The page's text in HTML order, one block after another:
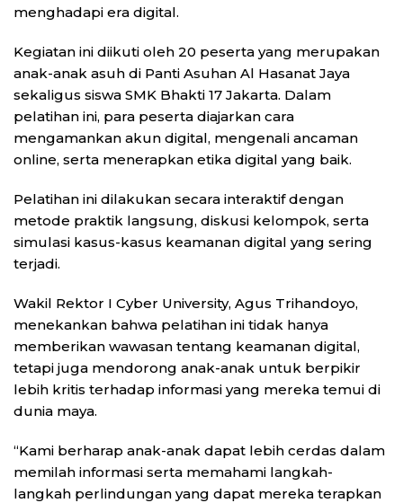
menghadapi era digital.
Kegiatan ini diikuti oleh 20 peserta yang merupakan
anak-anak asuh di Panti Asuhan Al Hasanat Jaya
sekaligus siswa SMK Bhakti 17 Jakarta. Dalam
pelatihan ini, para peserta diajarkan cara
mengamankan akun digital, mengenali ancaman
online, serta menerapkan etika digital yang baik.
Pelatihan ini dilakukan secara interaktif dengan
metode praktik langsung, diskusi kelompok, serta
simulasi kasus-kasus keamanan digital yang sering
terjadi.
Wakil Rektor I Cyber University, Agus Trihandoyo,
menekankan bahwa pelatihan ini tidak hanya
memberikan wawasan tentang keamanan digital,
tetapi juga mendorong anak-anak untuk berpikir
lebih kritis terhadap informasi yang mereka temui di
dunia maya.
“Kami berharap anak-anak dapat lebih cerdas dalam
memilah informasi serta memahami langkah-
langkah perlindungan yang dapat mereka terapkan